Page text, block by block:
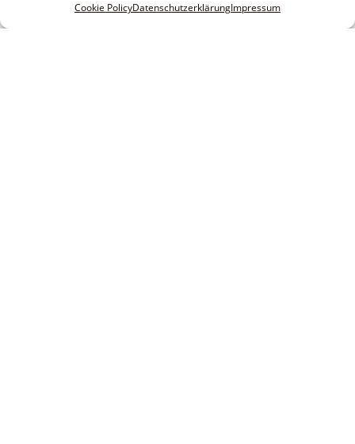
Cookie PolicyDatenschutzerklärungImpressum